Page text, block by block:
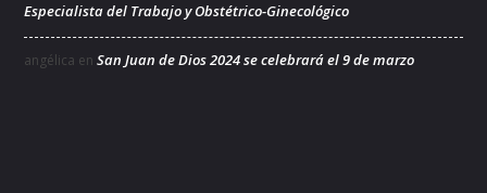
Especialista del Trabajo y Obstétrico-Ginecológico
angélica en San Juan de Dios 2024 se celebrará el 9 de marzo